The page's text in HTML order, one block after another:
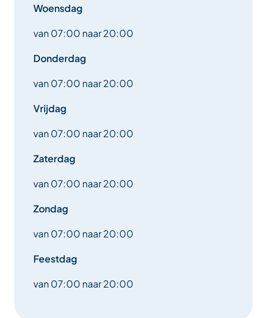
Woensdag
van 07:00 naar 20:00
Donderdag
van 07:00 naar 20:00
Vrijdag
van 07:00 naar 20:00
Zaterdag
van 07:00 naar 20:00
Zondag
van 07:00 naar 20:00
Feestdag
van 07:00 naar 20:00